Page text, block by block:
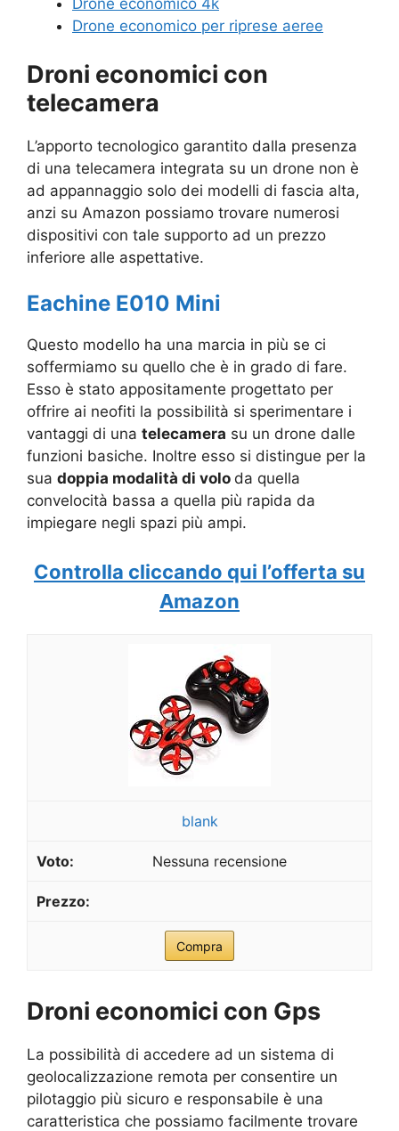
Drone economico 4k
Drone economico per riprese aeree
Droni economici con
telecamera
L’apporto tecnologico garantito dalla presenza
di una telecamera integrata su un drone non è
ad appannaggio solo dei modelli di fascia alta,
anzi su Amazon possiamo trovare numerosi
dispositivi con tale supporto ad un prezzo
inferiore alle aspettative.
Eachine E010 Mini
Questo modello ha una marcia in più se ci
soffermiamo su quello che è in grado di fare.
Esso è stato appositamente progettato per
offrire ai neofiti la possibilità si sperimentare i
vantaggi di una telecamera su un drone dalle
funzioni basiche. Inoltre esso si distingue per la
sua doppia modalità di volo da quella
convelocità bassa a quella più rapida da
impiegare negli spazi più ampi.
Controlla cliccando qui l’offerta su
Amazon
blank
Nessuna recensione
Compra
Droni economici con Gps
La possibilità di accedere ad un sistema di
geolocalizzazione remota per consentire un
pilotaggio più sicuro e responsabile è una
caratteristica che possiamo facilmente trovare